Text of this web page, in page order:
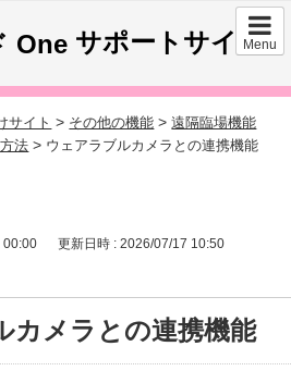
Menu
サポートサイト
サイト > その他の機能 >遠隔臨場機能
法 > ウェアラブルカメラとの連携機能
00:00 更新日時 : 2026/07/17 10:50
カメラとの連携機能